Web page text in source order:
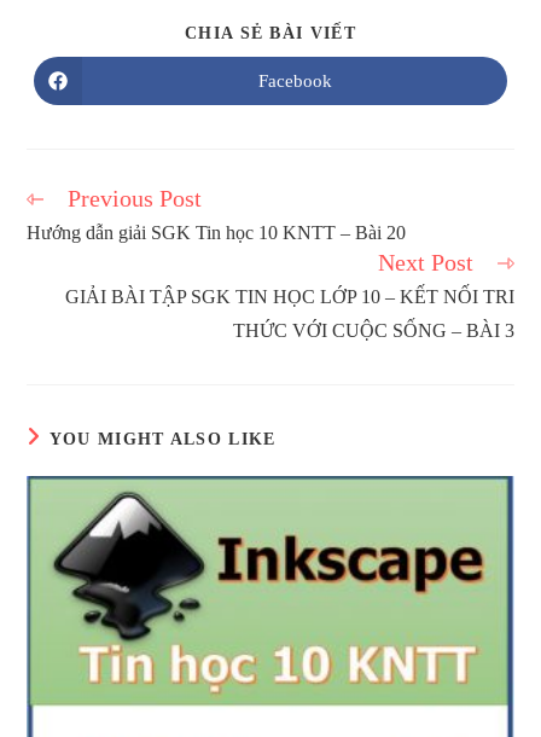
CHIA SẺ BÀI VIẾTSHARE
Opens
in
Facebook
Read
articles
Previous Post
Hướng dẫn giải SGK Tin học 10 KNTT – Bài 20
Next Post
GIẢI BÀI TẬP SGK TIN HỌC LỚP 10 – KẾT NỐI TRI
THỨC VỚI CUỘC SỐNG – BÀI 3
YOU MIGHT ALSO LIKE